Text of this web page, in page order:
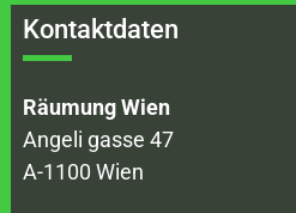
Kontaktdaten
Räumung Wien
Angeli gasse 47
A-1100 Wien